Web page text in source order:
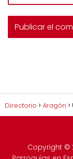
Directorio Aragón
Copyright ©